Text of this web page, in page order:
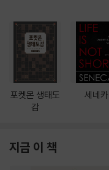
포켓몬 생태도
감
세네카
지금 이 책